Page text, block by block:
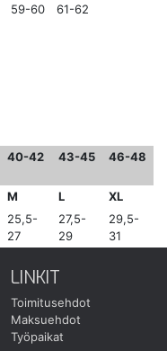
59-60
61-62
40-42 43-45 46-48
M L
XL
25,5-
27
27,5-
29
29,5-
31
LINKIT
Toimitusehdot
Maksuehdot
Työpaikat